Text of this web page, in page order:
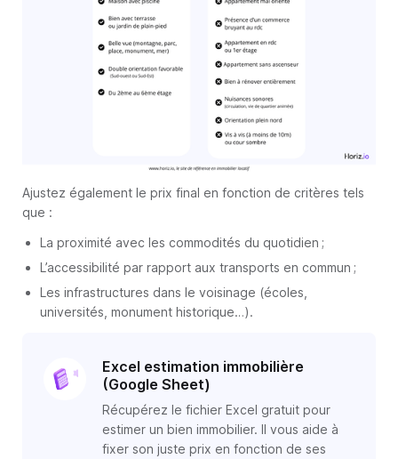
Ajustez également le prix final en fonction de critères tels
que :
La proximité avec les commodités du quotidien ;
L’accessibilité par rapport aux transports en commun ;
Les infrastructures dans le voisinage (écoles,
universités, monument historique…).
Excel estimation immobilière
(Google Sheet)
Récupérez le fichier Excel gratuit pour
estimer un bien immobilier. Il vous aide à
fixer son juste prix en fonction de ses